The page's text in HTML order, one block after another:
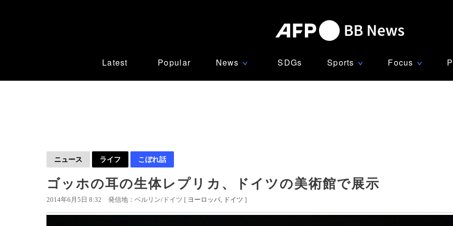
Latest Popular News ∨ SDGs Sports ∨ Focus ∨
ニュース ライフ こぼれ話
ゴッホの耳の生体レプリカ、ドイツの美術館で展示
2014年6月5日 8:32 発信地：ベルリン/ドイツ [ ヨーロッパ ドイツ ]